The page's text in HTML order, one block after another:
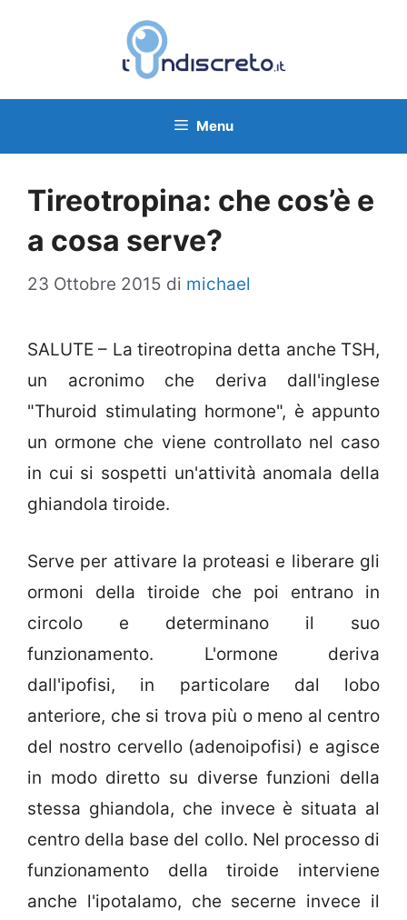
Menu
Tireotropina: che cos’è e
a cosa serve?
23 Ottobre 2015 di michael
SALUTE – La tireotropina detta anche TSH,
un acronimo che deriva dall'inglese
"Thuroid stimulating hormone", è appunto
un ormone che viene controllato nel caso
in cui si sospetti un'attività anomala della
ghiandola tiroide.
Serve per attivare la proteasi e liberare gli
ormoni della tiroide che poi entrano in
circolo e determinano il suo
funzionamento. L'ormone deriva
dall'ipofisi, in particolare dal lobo
anteriore, che si trova più o meno al centro
del nostro cervello (adenoipofisi) e agisce
in modo diretto su diverse funzioni della
stessa ghiandola, che invece è situata al
centro della base del collo. Nel processo di
funzionamento della tiroide interviene
anche l'ipotalamo, che secerne invece il